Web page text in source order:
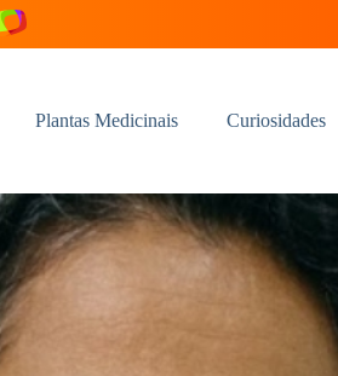
Plantas Medicinais Curiosidades